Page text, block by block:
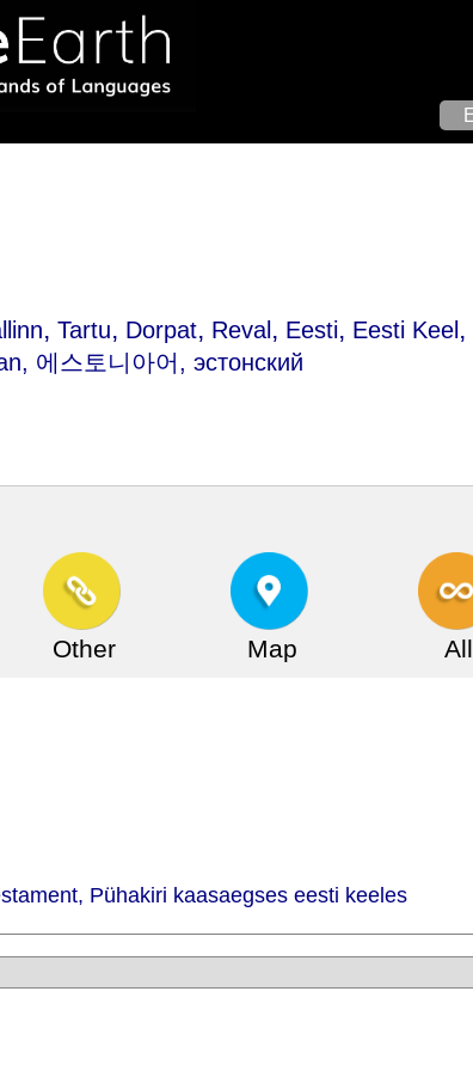
,Tartu, Dorpat, Reval , Eesti, Eesti Keel ,
에스토니아어, эстонский
Other Map All
Pühakiri kaasaegses eesti keeles